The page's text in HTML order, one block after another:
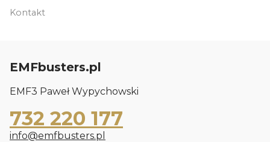
Kontakt
EMFbusters.pl
EMF3 Paweł Wypychowski
732 220 177
info@emfbusters.pl